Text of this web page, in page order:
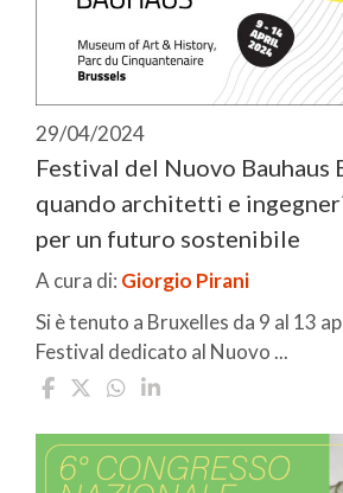
29/04/2024
Festival del Nuovo Bauhaus
quando architetti e
per un futuro sostenibile
A cura di: Giorgio Pirani
Si è tenuto a Bruxelles da 9 al 13
Festival dedicato al Nuovo ...